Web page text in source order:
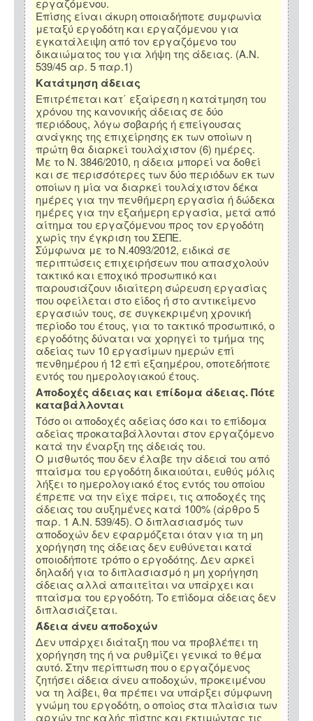
εργαζόμενου.
Επίσης είναι άκυρη οποιαδήποτε συμφωνία
μεταξύ εργοδότη και εργαζόμενου για
εγκατάλειψη από τον εργαζόμενο του
δικαιώματος του για λήψη της άδειας. (Α.Ν.
539/45 αρ. 5 παρ.1)
Κατάτμηση άδειας
Επιτρέπεται κατ΄ εξαίρεση η κατάτμηση του
χρόνου της κανονικής άδειας σε δύο
περιόδους, λόγω σοβαρής ή επείγουσας
ανάγκης της επιχείρησης εκ των οποίων η
πρώτη θα διαρκεί τουλάχιστον (6) ημέρες.
Με το Ν. 3846/2010, η άδεια μπορεί να δοθεί
και σε περισσότερες των δύο περιόδων εκ των
οποίων η μία να διαρκεί τουλάχιστον δέκα
ημέρες για την πενθήμερη εργασία ή δώδεκα
ημέρες για την εξαήμερη εργασία, μετά από
αίτημα του εργαζόμενου προς τον εργοδότη
χωρίς την έγκριση του ΣΕΠΕ.
Σύμφωνα με το Ν.4093/2012, ειδικά σε
περιπτώσεις επιχειρήσεων που απασχολούν
τακτικό και εποχικό προσωπικό και
παρουσιάζουν ιδιαίτερη σώρευση εργασίας
που οφείλεται στο είδος ή στο αντικείμενο
εργασιών τους, σε συγκεκριμένη χρονική
περίοδο του έτους, για το τακτικό προσωπικό, ο
εργοδότης δύναται να χορηγεί το τμήμα της
αδείας των 10 εργασίμων ημερών επί
πενθημέρου ή 12 επί εξαημέρου, οποτεδήποτε
εντός του ημερολογιακού έτους.
Αποδοχές άδειας και επίδομα άδειας. Πότε
καταβάλλονται
Τόσο οι αποδοχές αδείας όσο και το επίδομα
αδείας προκαταβάλλονται στον εργαζόμενο
κατά την έναρξη της άδειάς του.
Ο μισθωτός που δεν έλαβε την άδειά του από
πταίσμα του εργοδότη δικαιούται, ευθύς μόλις
λήξει το ημερολογιακό έτος εντός του οποίου
έπρεπε να την είχε πάρει, τις αποδοχές της
άδειας του αυξημένες κατά 100% (άρθρο 5
παρ. 1 Α.Ν. 539/45). Ο διπλασιασμός των
αποδοχών δεν εφαρμόζεται όταν για τη μη
χορήγηση της άδειας δεν ευθύνεται κατά
οποιοδήποτε τρόπο ο εργοδότης. Δεν αρκεί
δηλαδή για το διπλασιασμό η μη χορήγηση
άδειας αλλά απαιτείται να υπάρχει και
πταίσμα του εργοδότη. Το επίδομα άδειας δεν
διπλασιάζεται.
Άδεια άνευ αποδοχών
Δεν υπάρχει διάταξη που να προβλέπει τη
χορήγηση της ή να ρυθμίζει γενικά το θέμα
αυτό. Στην περίπτωση που ο εργαζόμενος
ζητήσει άδεια άνευ αποδοχών, προκειμένου
να τη λάβει, θα πρέπει να υπάρξει σύμφωνη
γνώμη του εργοδότη, ο οποίος στα πλαίσια των
αρχών της καλής πίστης και εκτιμώντας τις